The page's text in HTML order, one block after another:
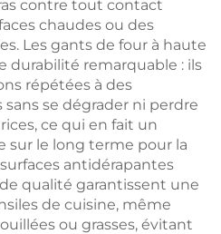
contre tout contact
chaudes ou des
Les gants de four à haute
durabilité remarquable : ils
répétées à des
se dégrader ni perdre
ce qui en fait un
sur le long terme pour la
antidérapantes
qualité garantissent une
de cuisine, même
ou grasses, évitant